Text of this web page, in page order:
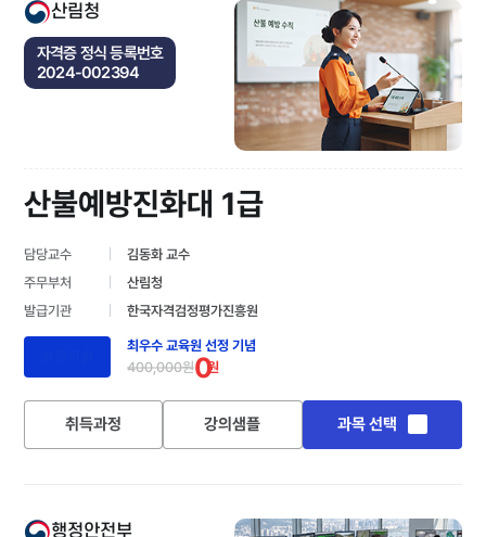
산림청
자격증 정식 등록번호
2024-002394
산불예방진화대 1급
담당교수
김동화 교수
주무부처
산림청
발급기관
한국자격검정평가진흥원
최우수 교육원 선정 기념
400,000원0원
취득과정 강의샘플 과목 선택
행정안전부